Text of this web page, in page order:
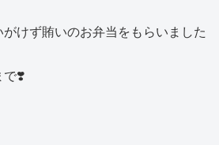
けず賄いのお弁当をもらいました
で❣️